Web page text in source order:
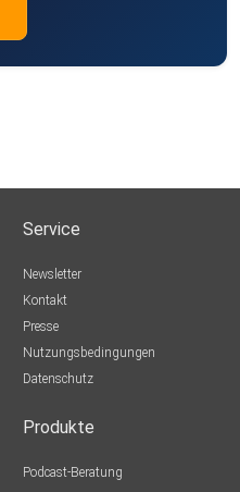
Service
Newsletter
Kontakt
Presse
Nutzungsbedingungen
Datenschutz
Produkte
Podcast-Beratung